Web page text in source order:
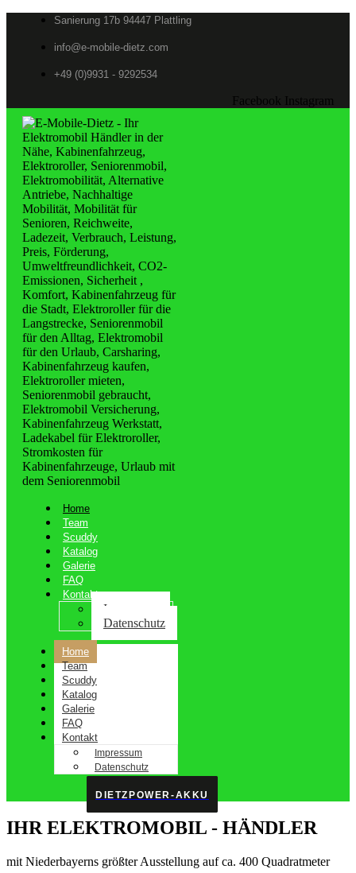
Sanierung 17b 94447 Plattling
info@e-mobile-dietz.com
+49 (0)9931 - 9292534
Facebook Instagram
Home
Team
Scuddy
Katalog
Galerie
FAQ
Kontakt
Impressum
Datenschutz
Home
Team
Scuddy
Katalog
Galerie
FAQ
Kontakt
Impressum
Datenschutz
DIETZPOWER-AKKU
IHR ELEKTROMOBIL - HÄNDLER
mit Niederbayerns größter Ausstellung auf ca. 400 Quadratmeter